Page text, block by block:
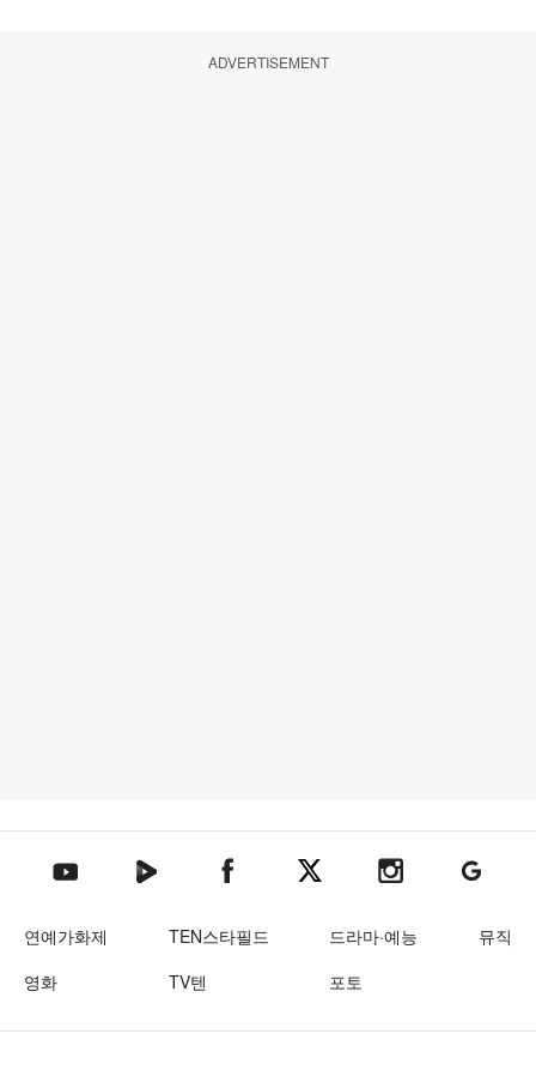
ADVERTISEMENT
텐아시아 유튜브텐아시아 네이버TV텐아시아 페이스북텐아시아 엑스텐아시아 인스타그램
텐아시아
연예가화제 TEN스타필드 드라마·예능
뮤직
영화
TV텐 포토